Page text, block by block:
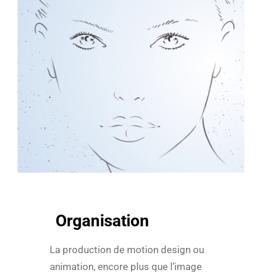
Organisation
La production de motion design ou
animation, encore plus que l’image